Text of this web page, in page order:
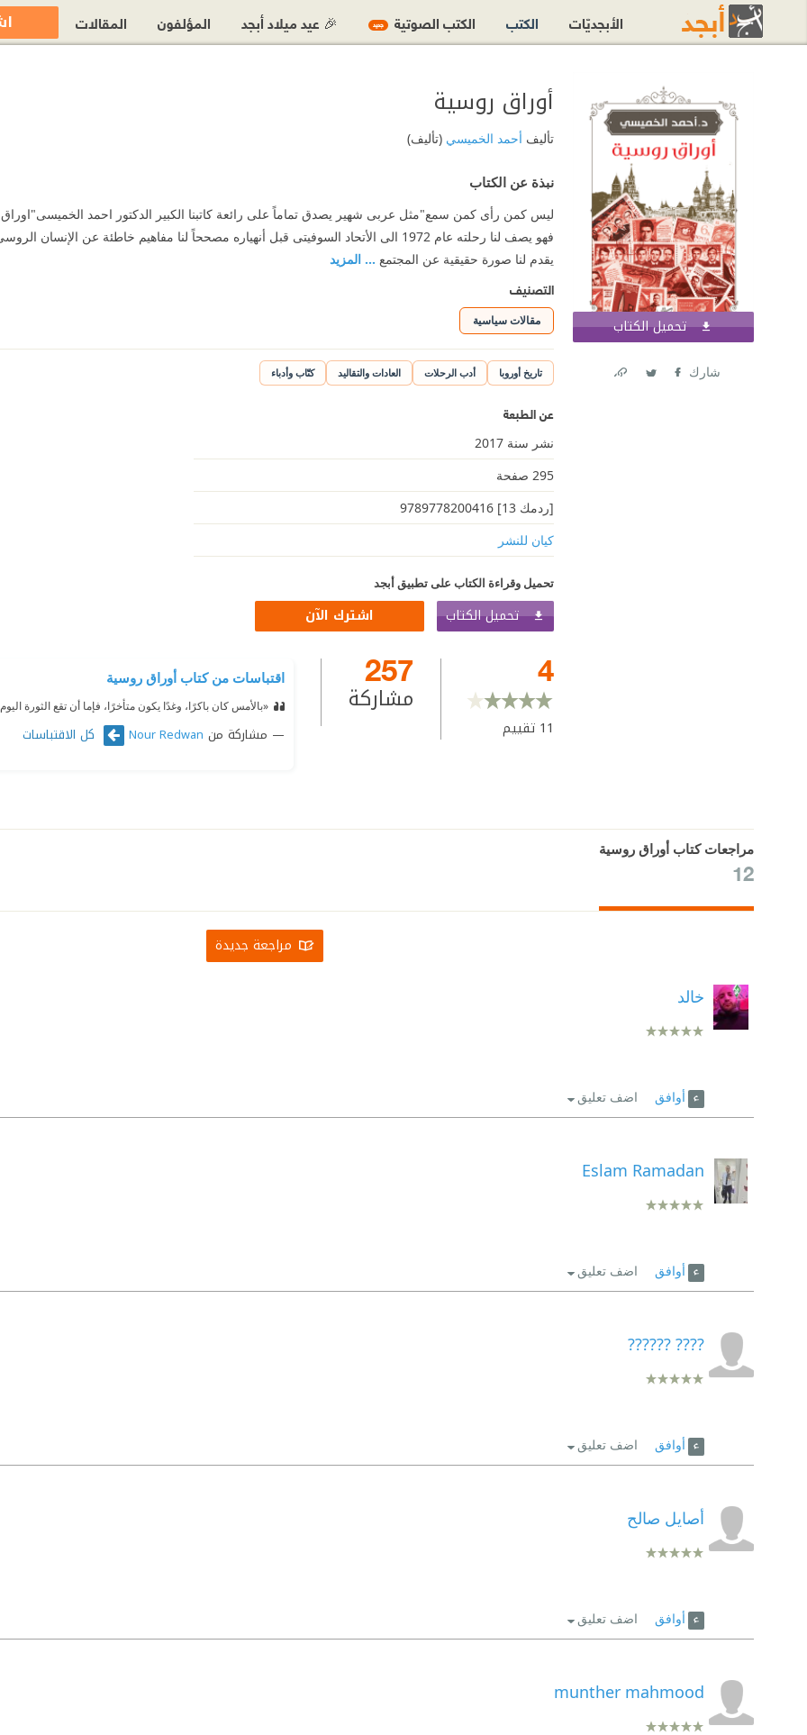
تحميل الكتاب اشترك الآن
شارك
أوراق روسية
تأليف أحمد الخميسي(تأليف)
نبذة عن الكتاب
ليس كمن رأى كمن سمع"مثل عربى شهير يصدق تماماً على رائعة كاتبنا الكبير الدكتور احمد الخميسى"اوراق
فهو يصف لنا رحلته عام 1972 الى الأتحاد السوفيتى قبل أنهياره مصححاً لنا مفاهيم خاطئة عن
يقدم لنا صورة حقيقية عن المجتمع ... المزيد
التصنيف
مقالات سياسية
تاريخ أوروبا أدب الرحلات العادات والتقاليد كتّاب وأدباء
عن الطبعة
نشر سنة 2017
295 صفحة
[ردمك 13] 9789778200416
كيان للنشر
تحميل وقراءة الكتاب على تطبيق أبجد
تحميل الكتاب اشترك الآن
4
11 تقييم
257
مشاركة
اقتباسات من كتاب أوراق روسية
«بالأمس كان باكرًا، وغدًا يكون متأخرًا، فإما أن تقع الثورة اليوم
مشاركة من Nour Redwan كل الاقتباسات
مراجعات كتاب أوراق روسية
12
مراجعة جديدة
خالد
أوافق اضف تعليق
Eslam Ramadan
أوافق اضف تعليق
???? ??????
أوافق اضف تعليق
أصايل صالح
أوافق اضف تعليق
munther mahmood
الأبجديّات الكتب الكتب الصوتية جديد 🎉 عيد ميلاد أبجد المؤلفون المقالات